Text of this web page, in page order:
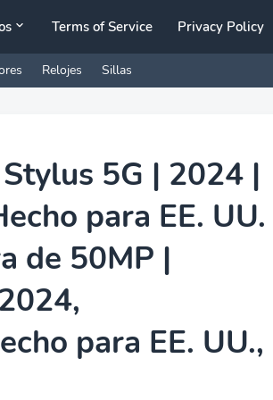
Terms of Service Privacy Policy
Relojes Sillas
5G | 2024 |
para EE. UU.
de 50MP |
para EE. UU.,